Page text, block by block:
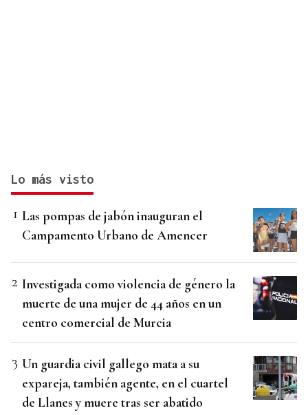
Lo más visto
Las pompas de jabón inauguran el
Campamento Urbano de Amencer
Investigada como violencia de género la
muerte de una mujer de 44 años en un
centro comercial de Murcia
Un guardia civil gallego mata a su
expareja, también agente, en el cuartel
de Llanes y muere tras ser abatido